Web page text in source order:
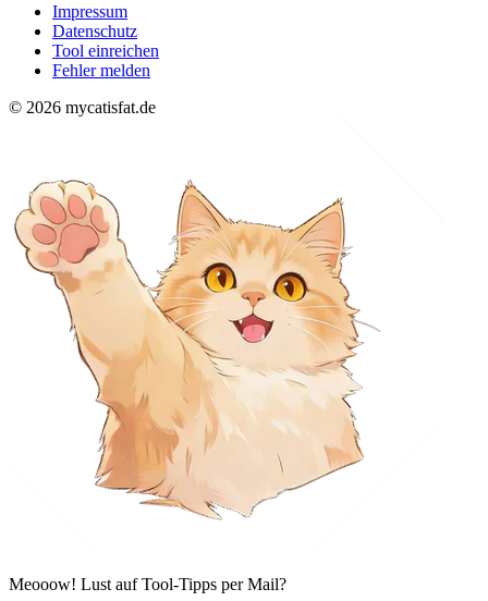
Impressum
Datenschutz
Tool einreichen
Fehler melden
© 2026 mycatisfat.de
Meooow! Lust auf Tool-Tipps per Mail?